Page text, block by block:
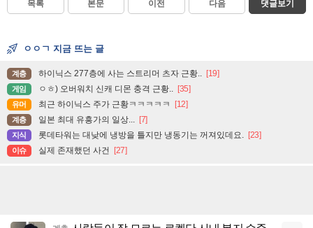
목록 본문 이전 다음 댓글보기
ㅇㅇㄱ 지금 뜨는 글
계층 하이닉스 277층에 사는 스트리머 츠자 근황.. [19]
게임 ㅇㅎ) 오버워치 신캐 디몬 충격 근황.. [35]
유머 최근 하이닉스 주가 근황ㅋㅋㅋㅋㅋ [12]
계층 일본 최대 유흥가의 일상... [7]
지식 롯데타워는 대낮에 냉방을 틀지만 냉동기는 꺼져있데요. [23]
이슈 실제 존재했던 사건 [27]